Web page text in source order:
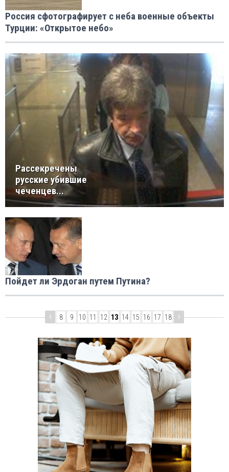
Россия сфотографирует с неба военные объекты
Турции: «Открытое небо»
Рассекречены
русские убившие
чеченцев...
Пойдет ли Эрдоган путем Путина?
8 9 10 11 12 13 14 15 16 17 18